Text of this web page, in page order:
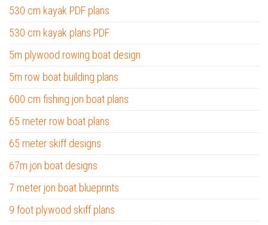
530 cm kayak PDF plans
530 cm kayak plans PDF
5m plywood rowing boat design
5m row boat building plans
600 cm fishing jon boat plans
65 meter row boat plans
65 meter skiff designs
67m jon boat designs
7 meter jon boat blueprints
9 foot plywood skiff plans